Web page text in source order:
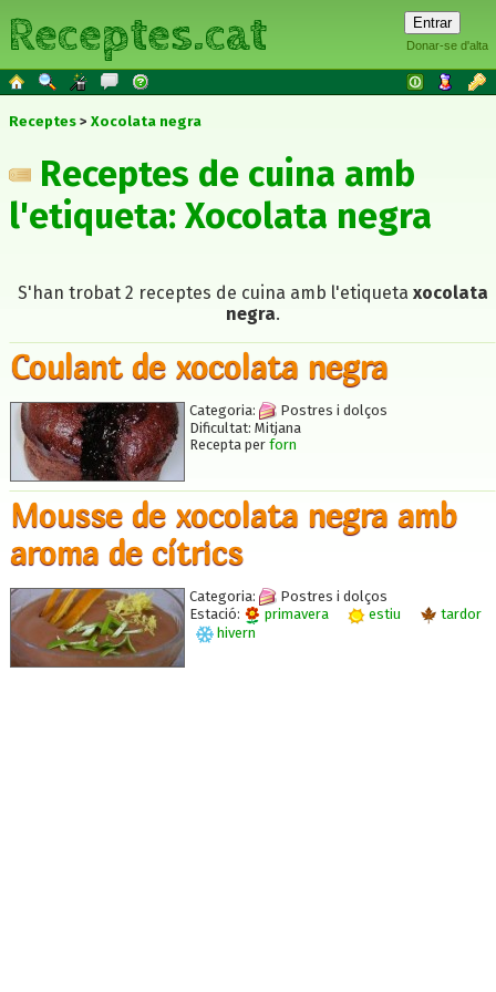
Donar-se d'alta
Receptes.cat
Receptes Xocolata negra
Receptes de cuina amb
l'etiqueta: Xocolata negra
S'han trobat 2 receptes de cuina amb l'etiqueta xocolata
negra.
Coulant de xocolata negra
Categoria:
Postres i dolços
Dificultat: Mitjana
Recepta per forn
Mousse de xocolata negra amb
aroma de cítrics
Categoria:
Postres i dolços
Estació:
primavera estiu
tardor
hivern